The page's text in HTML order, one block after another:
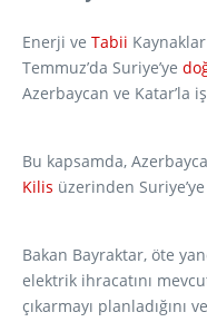
Enerji ve Tabii
Temmuz’da Suriye’ye
Azerbaycan ve Katar’la
Bu kapsamda,
Kilis üzerinden
Bakan Bayraktar, öte
elektrik ihracatını
çıkarmayı planladığını